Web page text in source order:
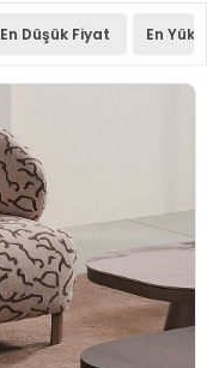
En Düşük Fiyat En